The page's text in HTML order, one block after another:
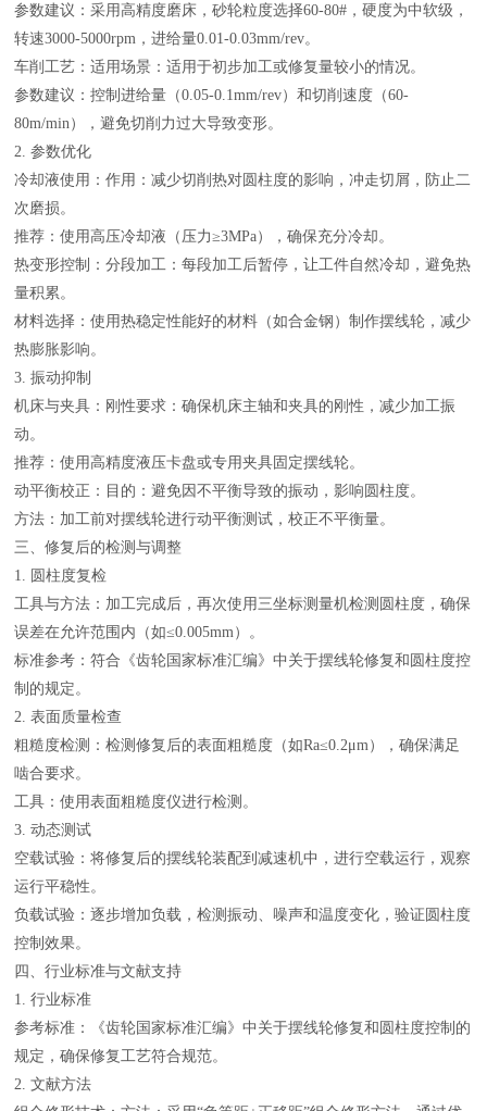
参数建议：采用高精度磨床，砂轮粒度选择60-80#，硬度为中软级，
转速3000-5000rpm，进给量0.01-0.03mm/rev。
车削工艺：适用场景：适用于初步加工或修复量较小的情况。
参数建议：控制进给量（0.05-0.1mm/rev）和切削速度（60-
80m/min），避免切削力过大导致变形。
2. 参数优化
冷却液使用：作用：减少切削热对圆柱度的影响，冲走切屑，防止二
次磨损。
推荐：使用高压冷却液（压力≥3MPa），确保充分冷却。
热变形控制：分段加工：每段加工后暂停，让工件自然冷却，避免热
量积累。
材料选择：使用热稳定性能好的材料（如合金钢）制作摆线轮，减少
热膨胀影响。
3. 振动抑制
机床与夹具：刚性要求：确保机床主轴和夹具的刚性，减少加工振
动。
推荐：使用高精度液压卡盘或专用夹具固定摆线轮。
动平衡校正：目的：避免因不平衡导致的振动，影响圆柱度。
方法：加工前对摆线轮进行动平衡测试，校正不平衡量。
三、修复后的检测与调整
1. 圆柱度复检
工具与方法：加工完成后，再次使用三坐标测量机检测圆柱度，确保
误差在允许范围内（如≤0.005mm）。
标准参考：符合《齿轮国家标准汇编》中关于摆线轮修复和圆柱度控
制的规定。
2. 表面质量检查
粗糙度检测：检测修复后的表面粗糙度（如Ra≤0.2μm），确保满足
啮合要求。
工具：使用表面粗糙度仪进行检测。
3. 动态测试
空载试验：将修复后的摆线轮装配到减速机中，进行空载运行，观察
运行平稳性。
负载试验：逐步增加负载，检测振动、噪声和温度变化，验证圆柱度
控制效果。
四、行业标准与文献支持
1. 行业标准
参考标准：《齿轮国家标准汇编》中关于摆线轮修复和圆柱度控制的
规定，确保修复工艺符合规范。
2. 文献方法